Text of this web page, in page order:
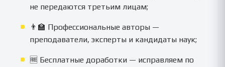
не передаются третьим лицам;
👨‍🏫 Профессиональные авторы —
преподаватели, эксперты и кандидаты наук;
🆓 Бесплатные доработки — исправляем по